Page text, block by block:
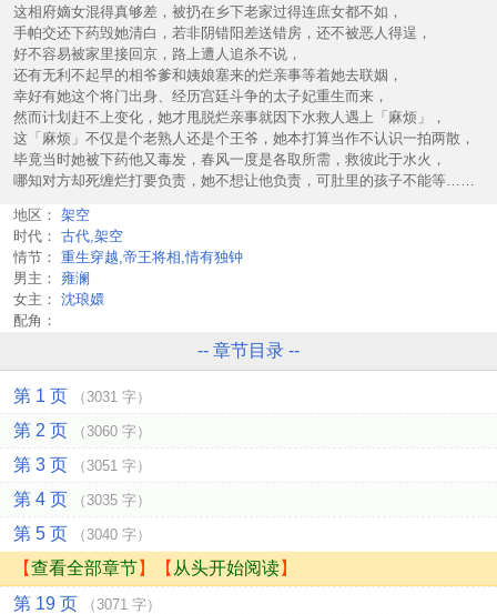
这相府嫡女混得真够差，被扔在乡下老家过得连庶女都不如，
手帕交还下药毁她清白，若非阴错阳差送错房，还不被恶人得逞，
好不容易被家里接回京，路上遭人追杀不说，
还有无利不起早的相爷爹和姨娘塞来的烂亲事等着她去联姻，
幸好有她这个将门出身、经历宫廷斗争的太子妃重生而来，
然而计划赶不上变化，她才甩脱烂亲事就因下水救人遇上「麻烦」，
这「麻烦」不仅是个老熟人还是个王爷，她本打算当作不认识一拍两散，
毕竟当时她被下药他又毒发，春风一度是各取所需，救彼此于水火，
哪知对方却死缠烂打要负责，她不想让他负责，可肚里的孩子不能等……
地区： 架空
时代： 古代,架空
情节： 重生穿越,帝王将相,情有独钟
男主： 雍澜
女主： 沈琅嬛
配角：
-- 章节目录 --
第 1 页 （3031 字）
第 2 页 （3060 字）
第 3 页 （3051 字）
第 4 页 （3035 字）
第 5 页 （3040 字）
【查看全部章节】【 从头开始阅读】
第 19 页
（3071 字）